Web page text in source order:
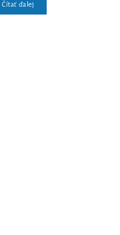
Čítať ďalej